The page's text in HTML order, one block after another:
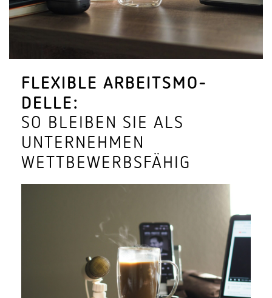
FLEXIBLE ARBEITS­MO­
DELLE:
SO BLEIBEN SIE ALS
UNTER­NEHMEN
WETTBEWERBSFÄHIG